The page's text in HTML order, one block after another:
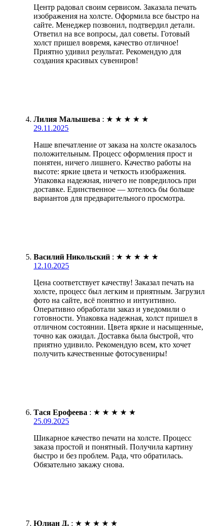
Центр радовал своим сервисом. Заказала печать
изображения на холсте. Оформила все быстро на
сайте. Менеджер позвонил, подтвердил детали.
Ответил на все вопросы, дал советы. Готовый
холст пришел вовремя, качество отличное!
Приятно удивил результат. Рекомендую для
создания красивых сувениров!
Лилия Малышева : ★ ★ ★ ★ ★
29.11.2025
Наше впечатление от заказа на холсте оказалось
положительным. Процесс оформления прост и
понятен, ничего лишнего. Качество работы на
высоте: яркие цвета и четкость изображения.
Упаковка надежная, ничего не повредилось при
доставке. Единственное — хотелось бы больше
вариантов для предварительного просмотра.
Василий Никольский : ★ ★ ★ ★ ★
12.10.2025
Цена соответствует качеству! Заказал печать на
холсте, процесс был легким и приятным. Загрузил
фото на сайте, всё понятно и интуитивно.
Оперативно обработали заказ и уведомили о
готовности. Упаковка надежная, холст пришел в
отличном состоянии. Цвета яркие и насыщенные,
точно как ожидал. Доставка была быстрой, что
приятно удивило. Рекомендую всем, кто хочет
получить качественные фотосувениры!
Тася Ерофеева : ★ ★ ★ ★ ★
25.09.2025
Шикарное качество печати на холсте. Процесс
заказа простой и понятный. Получила картину
быстро и без проблем. Рада, что обратилась.
Обязательно закажу снова.
Юлиан Д. : ★ ★ ★ ★ ★